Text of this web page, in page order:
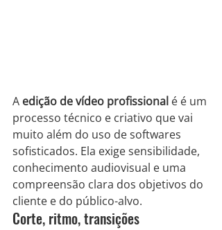
A edição de vídeo profissional é é um
processo técnico e criativo que vai
muito além do uso de softwares
sofisticados. Ela exige sensibilidade,
conhecimento audiovisual e uma
compreensão clara dos objetivos do
cliente e do público-alvo.
Corte, ritmo, transições